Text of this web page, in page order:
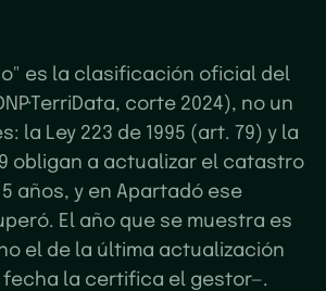
es la clasificación oficial del
corte 2024), no un
la Ley 223 de 1995 (art. 79) y la
obligan a actualizar el catastro
años, y en Apartadó ese
El año que se muestra es
el de la última actualización
la certifica el gestor—.